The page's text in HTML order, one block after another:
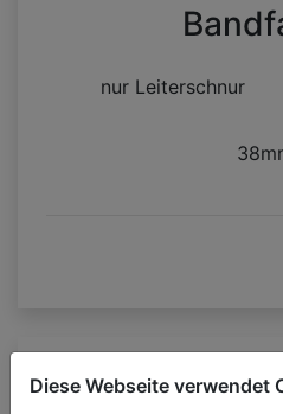
Diese Webseite verwendet
nur Leiterschnur
Annäherungsgewicht: